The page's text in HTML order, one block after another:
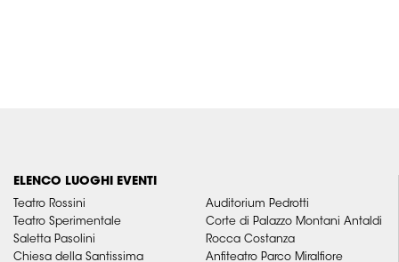
ELENCO LUOGHI EVENTI
Teatro Rossini
Teatro Sperimentale
Saletta Pasolini
Chiesa della Santissima
Auditorium Pedrotti
Corte di Palazzo Montani Antaldi
Rocca Costanza
Anfiteatro Parco Miralfiore